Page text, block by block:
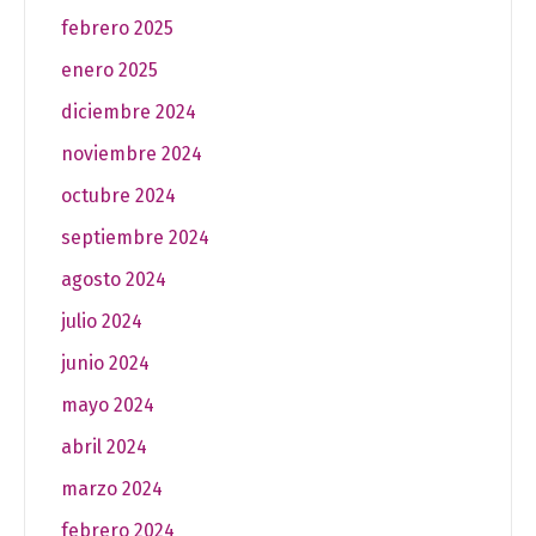
febrero 2025
enero 2025
diciembre 2024
noviembre 2024
octubre 2024
septiembre 2024
agosto 2024
julio 2024
junio 2024
mayo 2024
abril 2024
marzo 2024
febrero 2024